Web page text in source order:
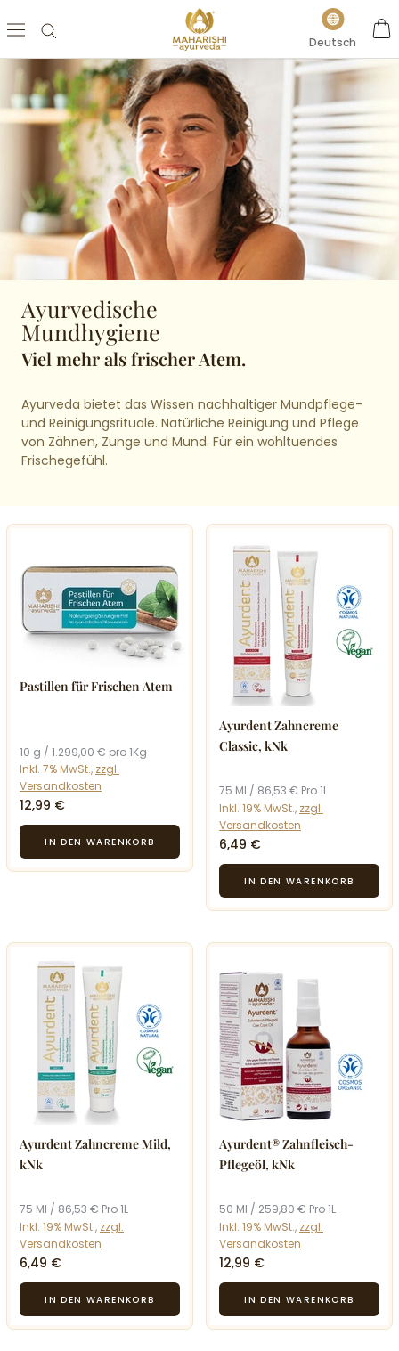
zum
Sprache
Deutsch
Ayurvedische
Mundhygiene
Viel mehr als frischer Atem.
Ayurveda bietet das Wissen nachhaltiger Mundpflege-
und Reinigungsrituale. Natürliche Reinigung und Pflege
von Zähnen, Zunge und Mund. Für ein wohltuendes
Frischegefühl.
Pastillen für Frischen Atem
10 g / 1.299,00 € pro 1Kg
Inkl. 7% MwSt., zzgl.
Versandkosten
12,99 €
Ayurdent Zahncreme
Classic, kNk
75 Ml / 86,53 € Pro 1L
Inkl. 19% MwSt., zzgl.
Versandkosten
6,49 €
Ayurdent Zahncreme Mild,
kNk
75 Ml / 86,53 € Pro 1L
Inkl. 19% MwSt., zzgl.
Versandkosten
6,49 €
Ayurdent® Zahnfleisch-
Pflegeöl, kNk
50 Ml / 259,80 € Pro 1L
Inkl. 19% MwSt., zzgl.
Versandkosten
12,99 €